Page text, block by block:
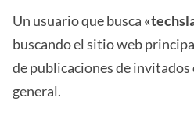
Un usuario que busca
buscando el sitio web
de publicaciones de invitados
general.